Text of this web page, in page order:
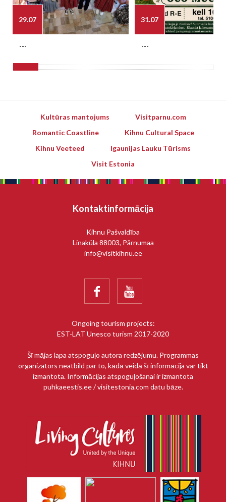
29.07
---
31.07
---
Kultūras mantojums
Visitparnu.com
Romantic Coastline
Kihnu Cultural Space
Kihnu Veeteed
Igaunijas Lauku Tūrisms
Visit Estonia
Kontaktinformācija
Kihnu Pašvaldība
Linaküla 88003, Pärnumaa
info@visitkihnu.ee
 
Ongoing tourism projects:
EST-LAT Unesco turism 2017-2020
Šī mājas lapa atspoguļo autora redzējumu. Programmas
organizators neatbild par to, kādā veidā šī informācija var tikt
izmantota. Informācijas atspoguļošanai ir izmantota
puhkaeestis.ee / visitestonia.com datu bāze.